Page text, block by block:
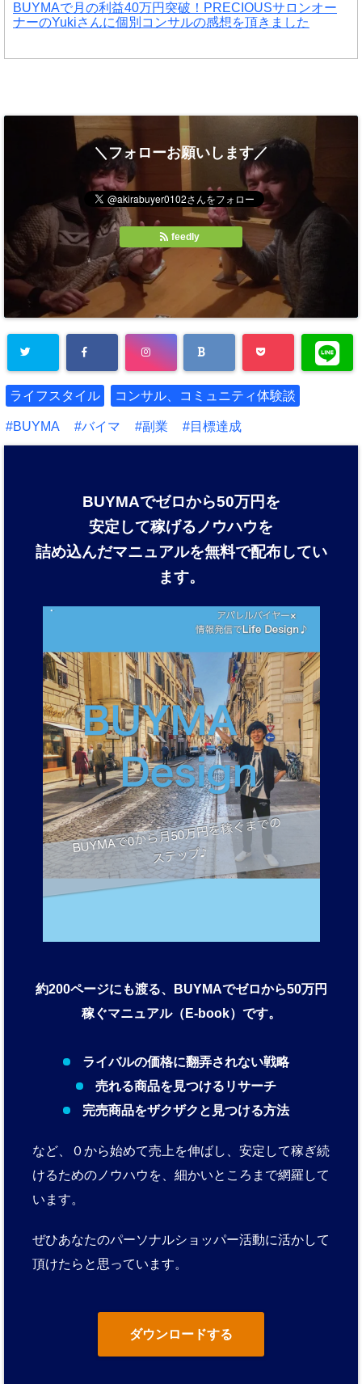
BUYMAで月の利益40万円突破！PRECIOUSサロンオー
ナーのYukiさんに個別コンサルの感想を頂きました
＼フォローお願いします／
feedly
ライフスタイル コンサル、コミュニティ体験談
BUYMA バイマ 副業 目標達成
BUYMAでゼロから50万円を
安定して稼げるノウハウを
詰め込んだマニュアルを無料で配布してい
ます。
約200ページにも渡る、BUYMAでゼロから50万円
稼ぐマニュアル（E-book）です。
ライバルの価格に翻弄されない戦略
売れる商品を見つけるリサーチ
完売商品をザクザクと見つける方法
など、０から始めて売上を伸ばし、安定して稼ぎ続
けるためのノウハウを、細かいところまで網羅して
います。
ぜひあなたのパーソナルショッパー活動に活かして
頂けたらと思っています。
ダウンロードする